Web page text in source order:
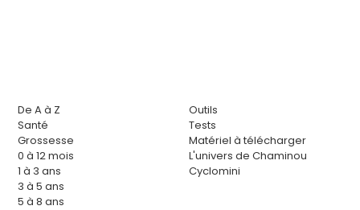
De A à Z
Santé
Grossesse
0 à 12 mois
1 à 3 ans
3 à 5 ans
5 à 8 ans
Outils
Tests
Matériel à télécharger
L'univers de Chaminou
Cyclomini